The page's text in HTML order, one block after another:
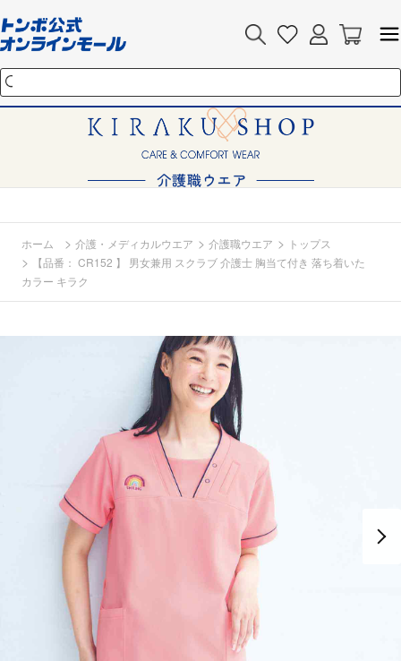
ホーム > 介護・メディカルウエア > 介護職ウエア > トップス
>
【品番： CR152 】 男女兼用 スクラブ 介護士 胸当て付き 落ち着いた
カラー キラク